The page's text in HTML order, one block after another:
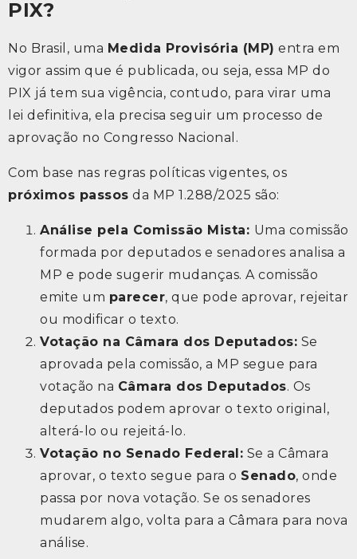
PIX?
No Brasil, uma Medida Provisória (MP) entra em
vigor assim que é publicada, ou seja, essa MP do
PIX já tem sua vigência, contudo, para virar uma
lei definitiva, ela precisa seguir um processo de
aprovação no Congresso Nacional.
Com base nas regras políticas vigentes, os
próximos passos da MP 1.288/2025 são:
Análise pela Comissão Mista: Uma comissão
formada por deputados e senadores analisa a
MP e pode sugerir mudanças. A comissão
emite um parecer, que pode aprovar, rejeitar
ou modificar o texto.
Votação na Câmara dos Deputados: Se
aprovada pela comissão, a MP segue para
votação na Câmara dos Deputados. Os
deputados podem aprovar o texto original,
alterá-lo ou rejeitá-lo.
Votação no Senado Federal: Se a Câmara
aprovar, o texto segue para o Senado, onde
passa por nova votação. Se os senadores
mudarem algo, volta para a Câmara para nova
análise.